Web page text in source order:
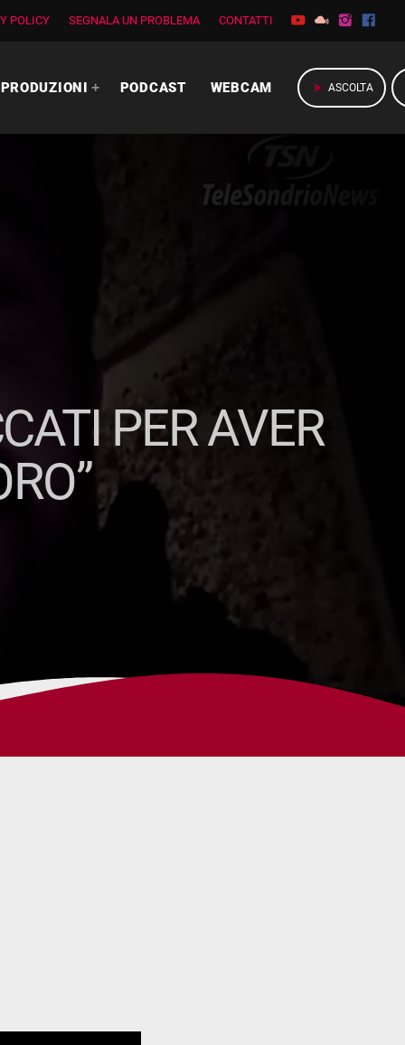
POLICY SEGNALA UN PROBLEMA CONTATTI
PRODUZIONI PODCAST WEBCAM play_arrow ASCOLTA
PER AVER